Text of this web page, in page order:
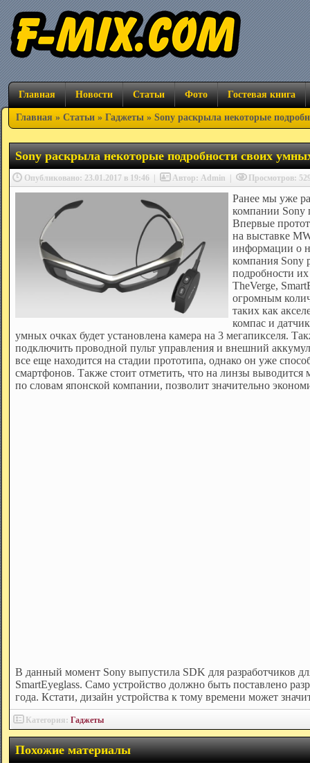
Главная Новости Статьи Фото Гостевая книга
Главная » Статьи » Гаджеты » Sony раскрыла некоторые
Sony раскрыла некоторые подробности своих
Опубликовано: 23.01.2017 в 19:46 Автор: Admin Просмотров:
Ранее мы уже
компании Sony
Впервые
на выставке
информации о
компания Sony
подробности
TheVerge,
огромным
таких как
компас и
умных очках будет установлена камера на 3 мегапикселя.
подключить проводной пульт управления и внешний
все еще находится на стадии прототипа, однако он уже
смартфонов. Также стоит отметить, что на линзы выводится
по словам японской компании, позволит значительно
В данный момент Sony выпустила SDK для разработчиков
SmartEyeglass. Само устройство должно быть поставлено
года. Кстати, дизайн устройства к тому времени может
Категория: Гаджеты
Похожие материалы